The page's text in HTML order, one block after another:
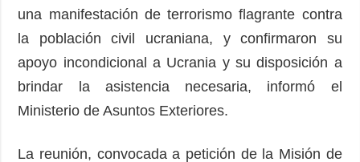
una manifestación de terrorismo flagrante contra
la población civil ucraniana, y confirmaron su
apoyo incondicional a Ucrania y su disposición a
brindar la asistencia necesaria, informó el
Ministerio de Asuntos Exteriores.
La reunión, convocada a petición de la Misión de